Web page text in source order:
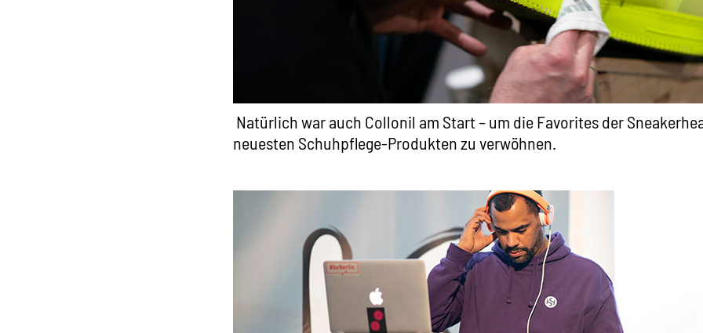
Natürlich war auch Collonil am Start – um die Favorites der
neuesten Schuhpflege-Produkten zu verwöhnen.